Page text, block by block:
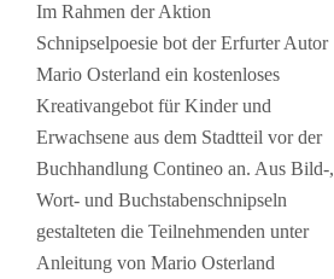
Im Rahmen der Aktion
Schnipselpoesie bot der Erfurter Autor
Mario Osterland ein kostenloses
Kreativangebot für Kinder und
Erwachsene aus dem Stadtteil vor der
Buchhandlung Contineo an. Aus Bild-,
Wort- und Buchstabenschnipseln
gestalteten die Teilnehmenden unter
Anleitung von Mario Osterland